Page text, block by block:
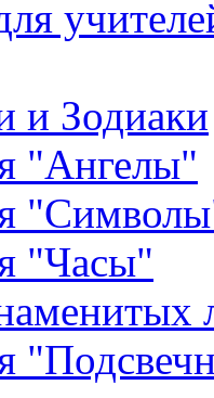
и Зодиаки
"Ангелы"
"Часы"